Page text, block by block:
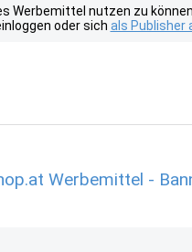
Werbemittel nutzen zu
oder sich als Publisher
Werbemittel -